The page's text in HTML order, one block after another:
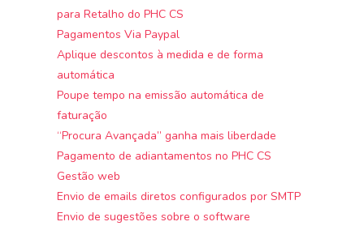
para Retalho do PHC CS
Pagamentos Via Paypal
Aplique descontos à medida e de forma
automática
Poupe tempo na emissão automática de
faturação
“Procura Avançada” ganha mais liberdade
Pagamento de adiantamentos no PHC CS
Gestão web
Envio de emails diretos configurados por SMTP
Envio de sugestões sobre o software